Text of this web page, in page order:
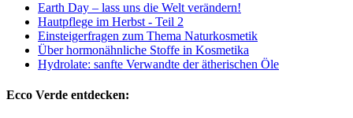
Earth Day – lass uns die Welt verändern!
Hautpflege im Herbst - Teil 2
Einsteigerfragen zum Thema Naturkosmetik
Über hormonähnliche Stoffe in Kosmetika
Hydrolate: sanfte Verwandte der ätherischen Öle
Ecco Verde entdecken: